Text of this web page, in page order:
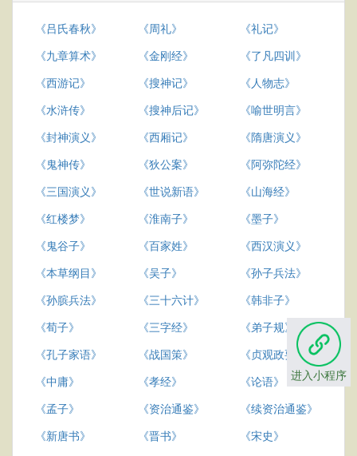
《吕氏春秋》 《周礼》
《礼记》
《九章算术》
《金刚经》
《了凡四训》
《西游记》
《搜神记》
《人物志》
《水浒传》
《搜神后记》
《喻世明言》
《封神演义》
《西厢记》
《隋唐演义》
《鬼神传》
《狄公案》
《阿弥陀经》
《三国演义》
《世说新语》
《山海经》
《红楼梦》
《淮南子》
《墨子》
《鬼谷子》
《百家姓》
《西汉演义》
《本草纲目》
《吴子》
《孙子兵法》
《孙膑兵法》
《三十六计》
《韩非子》
《荀子》
《三字经》
《弟子规》
《孔子家语》
《战国策》
《贞观政要》
《中庸》
《孝经》
《论语》
《孟子》
《资治通鉴》
《续资治通鉴》
《新唐书》
《晋书》
《宋史》
进入小程序